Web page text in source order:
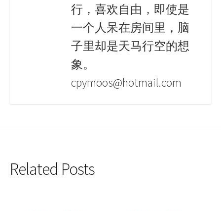
行，喜欢自由，即使是
一个人呆在房间里，脑
子里却是天马行空的想
象。
cpymoos@hotmail.com
Related Posts